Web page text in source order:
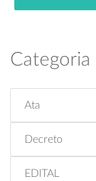
Categoria
Ata
Decreto
EDITAL